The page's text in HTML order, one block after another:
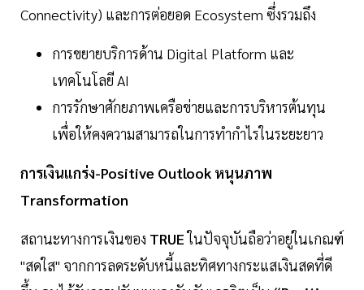
Connectivity) และการต่อยอด Ecosystem ซึ่งรวมถึง
การขยายบริการด้าน Digital Platform และ
เทคโนโลยี AI
การรักษาศักยภาพเครือข่ายและการบริหารต้นทุน
เพื่อให้คงความสามารถในการทำกำไรในระยะยาว
การเงินแกร่ง-Positive Outlook หนุนภาพ
Transformation
สถานะทางการเงินของ TRUEในปัจจุบันถือว่าอยู่ในเกณฑ์
"สดใส" จากการลดระดับหนี้และทิศทางกระแสเงินสดที่ดี